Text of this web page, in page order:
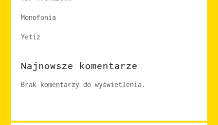
Monofonia
Yetiz
Najnowsze komentarze
Brak komentarzy do wyświetlenia.